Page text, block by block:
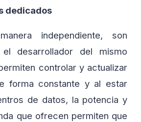
dedicados
independiente, son
desarrollador del mismo
controlar y actualizar
forma constante y al estar
de datos, la potencia y
que ofrecen permiten que